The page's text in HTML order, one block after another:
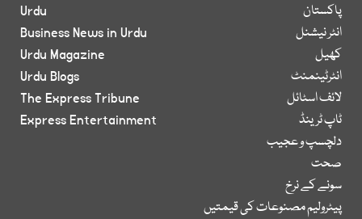
پاکستان
انٹر نیشنل
کھیل
انٹرٹینمنٹ
لائف اسٹائل
ٹاپ ٹرینڈ
دلچسپ و عجیب
صحت
سونے کے نرخ
پیٹرولیم مصنوعات کی قیمتیں
Urdu
Business News in Urdu
Urdu Magazine
Urdu Blogs
The Express Tribune
Express Entertainment